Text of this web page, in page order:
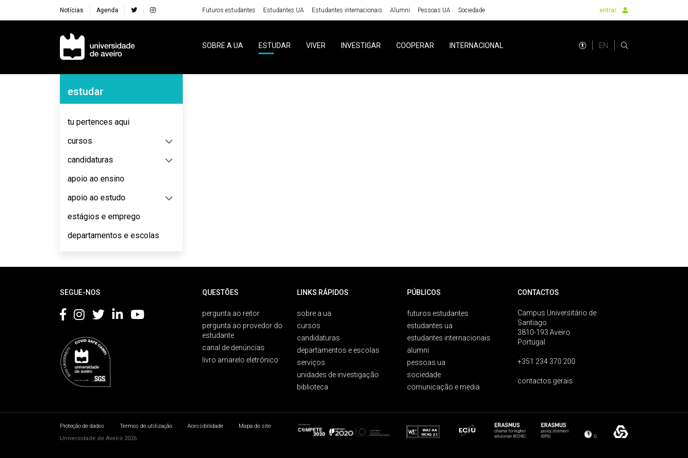
Notícias Agenda Futuros estudantes Estudantes UA Estudantes internacionais Alumni Pessoas UA Sociedade entrar
Navegação Principal
SOBRE A UA ESTUDAR VIVER INVESTIGAR COOPERAR INTERNACIONAL EN
Navegação Lateral
estudar
tu pertences aqui
cursos
candidaturas
apoio ao ensino
apoio ao estudo
estágios e emprego
departamentos e escolas
SEGUE-NOS QUESTÕES
pergunta ao reitor
pergunta ao provedor do
estudante
canal de denúncias
livro amarelo eletrónico
LINKS RÁPIDOS
sobre a ua
cursos
candidaturas
departamentos e escolas
serviços
unidades de investigação
biblioteca
PÚBLICOS
futuros estudantes
estudantes ua
estudantes internacionais
alumni
pessoas ua
sociedade
comunicação e media
CONTACTOS
Campus Universitário de
Santiago
3810-193 Aveiro
Portugal
+351 234 370 200
contactos gerais
Proteção de dados Termos de utilização Acessibilidade
Mapa do site
Universidade de Aveiro 2026